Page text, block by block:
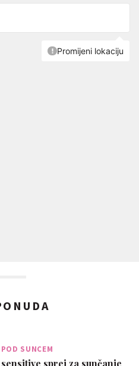
SUNCEM
sprej za sunčanje